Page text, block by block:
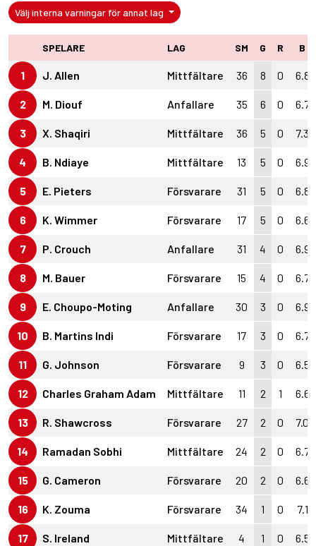
Välj interna varningar för annat lag
SPELARE LAG SM G R B
1 J. Allen Mittfältare 36 8 0 6.8
2 M. Diouf Anfallare 35 6 0 6.7
3 X. Shaqiri Mittfältare 36 5 0 7.3
4 B. Ndiaye Mittfältare 13 5 0 6.9
5 E. Pieters Försvarare 31 5 0 6.8
6 K. Wimmer Försvarare 17 5 0 6.6
7 P. Crouch Anfallare 31 4 0 6.9
8 M. Bauer Försvarare 15 4 0 6.7
9 E. Choupo-Moting Anfallare 30 3 0 6.9
10 B. Martins Indi Försvarare 17 3 0 6.7
11 G. Johnson Försvarare 9 3 0 6.5
12 Charles Graham Adam Mittfältare 11 2 1 6.6
13 R. Shawcross Försvarare 27 2 0 7.0
14 Ramadan Sobhi Mittfältare 24 2 0 6.7
15 G. Cameron Försvarare 20 2 0 6.6
16 K. Zouma Försvarare 34 1 0 7.1
17 S. Ireland Mittfältare 4 1 0 6.5